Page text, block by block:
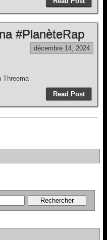
#PlanèteRap
décembre 14, 2024
Threema
Read Post